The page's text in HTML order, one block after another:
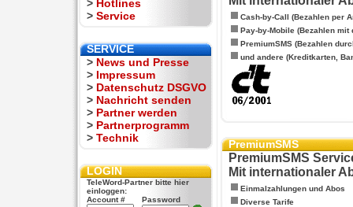
> Hotlines
> Service
SERVICE
> News und Presse
> Impressum
> Datenschutz DSGVO
> Nachricht senden
> Partner werden
> Partnerprogramm
> Technik
LOGIN
TeleWord-Partner bitte hier
einloggen:
Account #
Password
Cash-by-Call (Bezahlen per
Pay-by-Mobile (Bezahlen mit
PremiumSMS (Bezahlen
und andere (Kreditkarten,
PremiumSMS
PremiumSMS
Mit internationaler
Einmalzahlungen und Abos
Diverse Tarife